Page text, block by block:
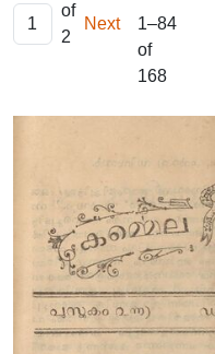
of
2
Next
1–84
of
168